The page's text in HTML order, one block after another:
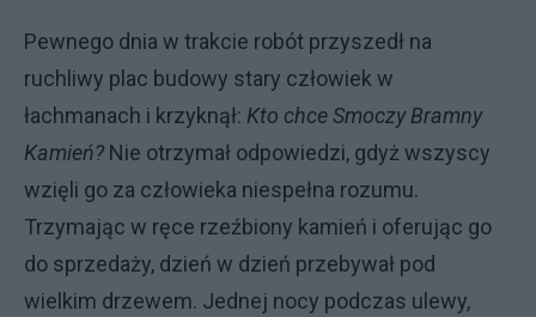
Pewnego dnia w trakcie robót przyszedł na
ruchliwy plac budowy stary człowiek w
łachmanach i krzyknął: Kto chce Smoczy Bramny
Kamień? Nie otrzymał odpowiedzi, gdyż wszyscy
wzięli go za człowieka niespełna rozumu.
Trzymając w ręce rzeźbiony kamień i oferując go
do sprzedaży, dzień w dzień przebywał pod
wielkim drzewem. Jednej nocy podczas ulewy,